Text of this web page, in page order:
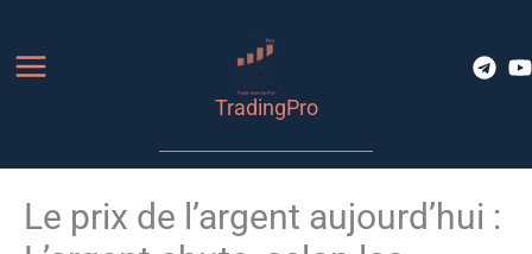
contenu
TradingPro
Le prix de l’argent aujourd’hui :